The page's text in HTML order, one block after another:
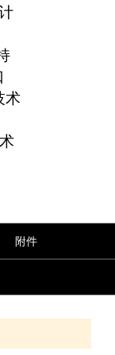
术
附件